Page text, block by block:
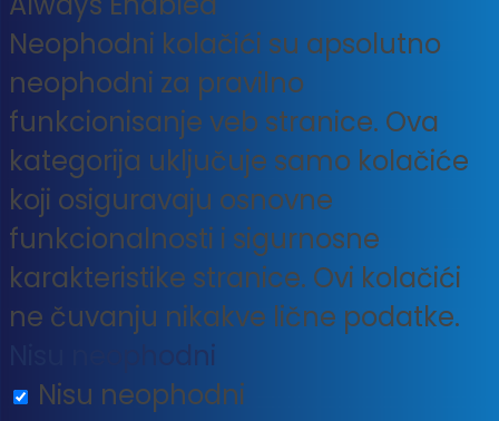
Neophodni kolačići su apsolutno
neophodni za pravilno
funkcionisanje veb stranice. Ova
kategorija uključuje samo kolačiće
koji osiguravaju osnovne
funkcionalnosti i sigurnosne
karakteristike stranice. Ovi kolačići
ne čuvanju nikakve lične podatke.
Nisu neophodni
Nisu neophodni